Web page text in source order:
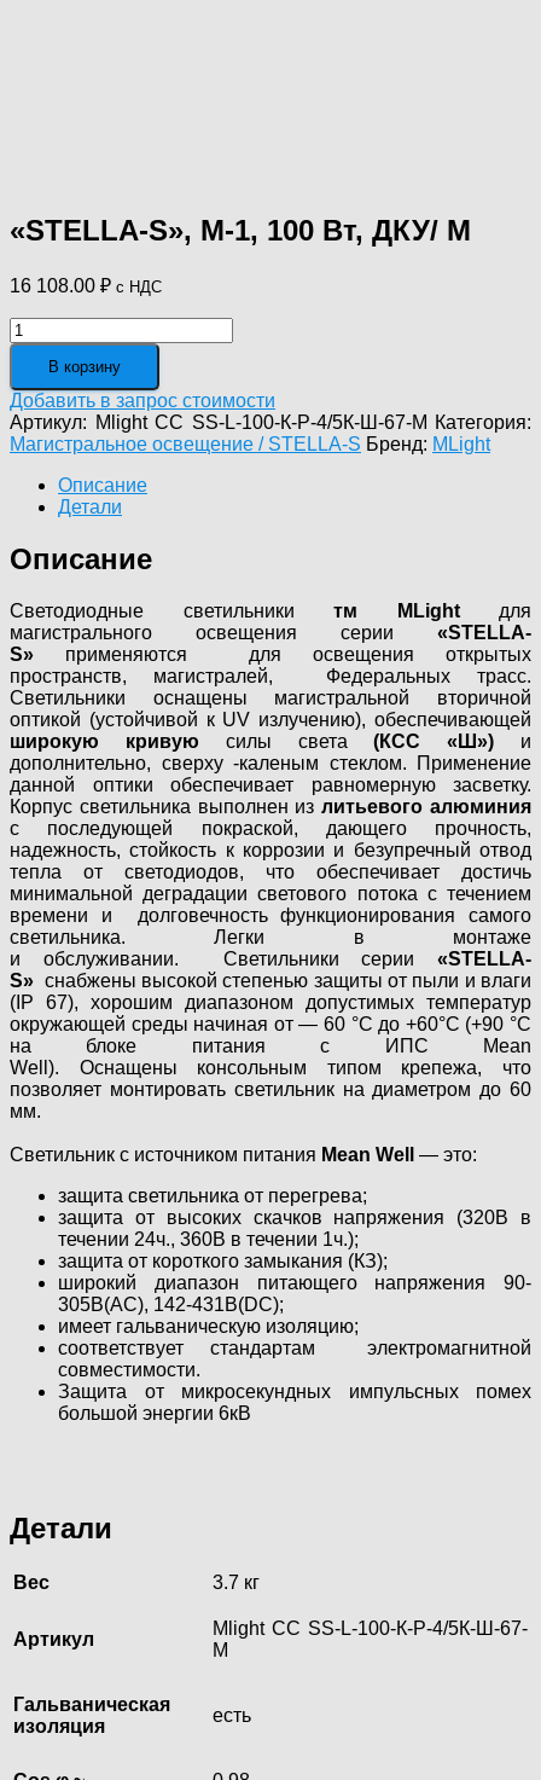
«STELLA-S», М-1, 100 Вт, ДКУ/ M
16 108.00 ₽ с НДС
Количество
товара
"STELLA-
S",
М-1,
100
Вт,
ДКУ/
В корзину
Добавить в запрос стоимости
Артикул: Mlight CC SS-L-100-К-Р-4/5К-Ш-67-M Категория:
Магистральное освещение / STELLA-S Бренд: MLight
Описание
Детали
Описание
Светодиодные светильники тм MLightдля
магистрального освещения серии «STELLA-
S» применяются для освещения открытых
пространств, магистралей, Федеральных трасс.
Светильники оснащены магистральной вторичной
оптикой (устойчивой к UV излучению), обеспечивающей
широкую кривую силы света(КСС «Ш») и
дополнительно, сверху -каленым стеклом. Применение
данной оптики обеспечивает равномерную засветку.
Корпус светильника выполнен излитьевого алюминия
с последующей покраской, дающего прочность,
надежность, стойкость к коррозии и безупречный отвод
тепла от светодиодов, что обеспечивает достичь
минимальной деградации светового потока с течением
времени и долговечность функционирования самого
светильника. Легки в монтаже
и обслуживании. Светильники серии «STELLA-
S» снабжены высокой степенью защиты от пыли и влаги
(IP 67), хорошим диапазоном допустимых температур
окружающей среды начиная от — 60 °C до +60°C (+90 °C
на блоке питания с ИПС Mean
Well). Оснащены консольным типом крепежа, что
позволяет монтировать светильник на диаметром до 60
мм.
Светильник с источником питания Mean Well
— это:
защита светильника от перегрева;
защита от высоких скачков напряжения (320В в
течении 24ч., 360В в течении 1ч.);
защита от короткого замыкания (КЗ);
широкий диапазон питающего напряжения 90-
305В(AC), 142-431В(DC);
имеет гальваническую изоляцию;
соответствует стандартам электромагнитной
совместимости.
Защита от микросекундных импульсных помех
большой энергии 6кВ
Детали
Вес 3.7 кг
Артикул
Mlight CC SS-L-100-К-Р-4/5К-Ш-67-
M
Гальваническая
изоляция
есть